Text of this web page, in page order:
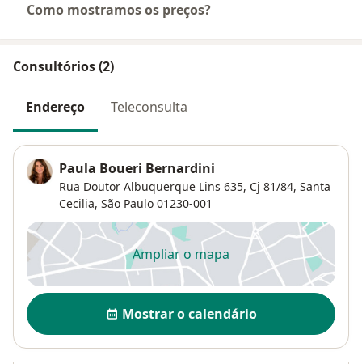
Como mostramos os preços?
Consultórios (2)
Endereço Teleconsulta
Paula Boueri Bernardini
Rua Doutor Albuquerque Lins 635, Cj 81/84, Santa
Cecilia, São Paulo 01230-001
Ampliar o mapaabre num novo separador
Disponibilidade
Mostrar o calendário